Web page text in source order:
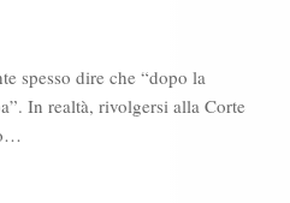
spesso dire che “dopo la
In realtà, rivolgersi alla Corte